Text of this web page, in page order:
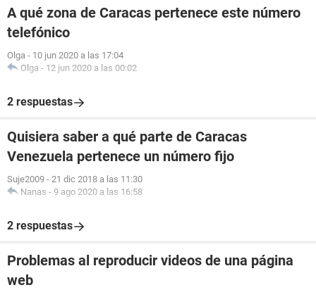
A qué zona de Caracas pertenece este número
telefónico
Olga - 10 jun 2020 a las 17:04
Olga - 12 jun 2020 a las 00:02
2 respuestas
Quisiera saber a qué parte de Caracas
Venezuela pertenece un número fijo
Suje2009 - 21 dic 2018 a las 11:30
Nanas - 9 ago 2020 a las 16:58
2 respuestas
Problemas al reproducir videos de una página
web